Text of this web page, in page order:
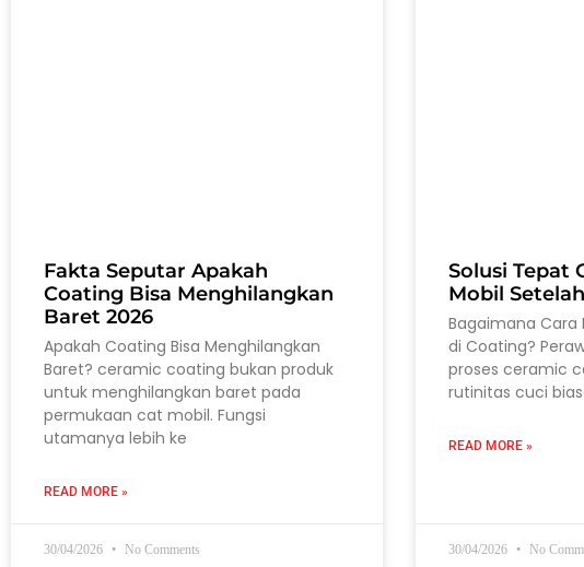
Fakta Seputar Apakah
Coating Bisa Menghilangkan
Baret 2026
Apakah Coating Bisa Menghilangkan
Baret? ceramic coating bukan produk
untuk menghilangkan baret pada
permukaan cat mobil. Fungsi
utamanya lebih ke
READ MORE »
30/04/2026 No Comments
Solusi Tepat
Mobil
Bagaimana Cara
di Coating?
proses ceramic
rutinitas cuci
READ MORE »
30/04/2026 No